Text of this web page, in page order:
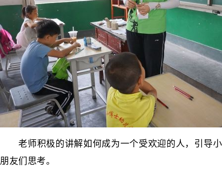
老师积极的讲解如何成为一个受欢迎的人，引导小
朋友们思考。